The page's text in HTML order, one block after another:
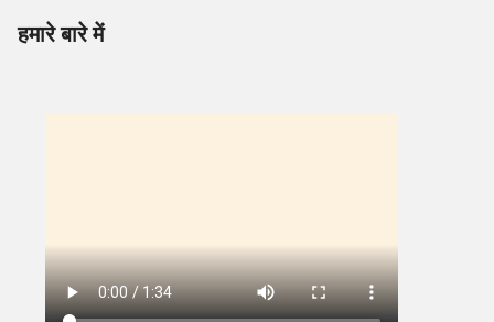
हमारे बारे में